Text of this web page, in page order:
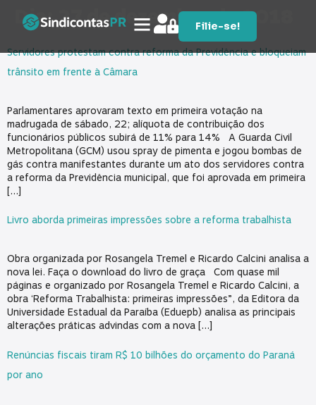
Filie-se!
Dia:27 de dezembro de 2018
Servidores protestam contra reforma da Previdência e bloqueiam
trânsito em frente à Câmara
Parlamentares aprovaram texto em primeira votação na
madrugada de sábado, 22; alíquota de contribuição dos
funcionários públicos subirá de 11% para 14% A Guarda Civil
Metropolitana (GCM) usou spray de pimenta e jogou bombas de
gás contra manifestantes durante um ato dos servidores contra
a reforma da Previdência municipal, que foi aprovada em primeira
[…]
Livro aborda primeiras impressões sobre a reforma trabalhista
Obra organizada por Rosangela Tremel e Ricardo Calcini analisa a
nova lei. Faça o download do livro de graça Com quase mil
páginas e organizado por Rosangela Tremel e Ricardo Calcini, a
obra ‘Reforma Trabalhista: primeiras impressões”, da Editora da
Universidade Estadual da Paraíba (Eduepb) analisa as principais
alterações práticas advindas com a nova […]
Renúncias fiscais tiram R$ 10 bilhões do orçamento do Paraná
por ano